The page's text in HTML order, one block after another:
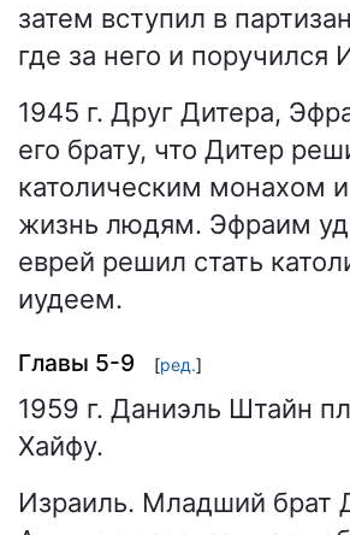
затем вступил в
где за него и поручился
1945 г. Друг Дитера,
его брату, что Дитер
католическим монахом и
жизнь людям. Эфраим
еврей решил стать
иудеем.
Главы 5-9 [ред.]
1959 г. Даниэль Штайн
Хайфу.
Израиль. Младший брат